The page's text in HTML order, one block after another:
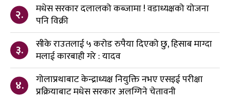
२.
मधेस सरकार दलालको कब्जामा ! वडाध्यक्षको योजना
पनि विक्री
३.
सीके राउतलाई ५ करोड रुपैया दिएको छु, हिसाब माग्दा
मलाई कारबाही गरे : यादव
४.
गोलाप्रथाबाट केन्द्राध्यक्ष नियुक्ति नभए एसइई परीक्षा
प्रक्रियाबाट मधेस सरकार अलग्गिने चेतावनी